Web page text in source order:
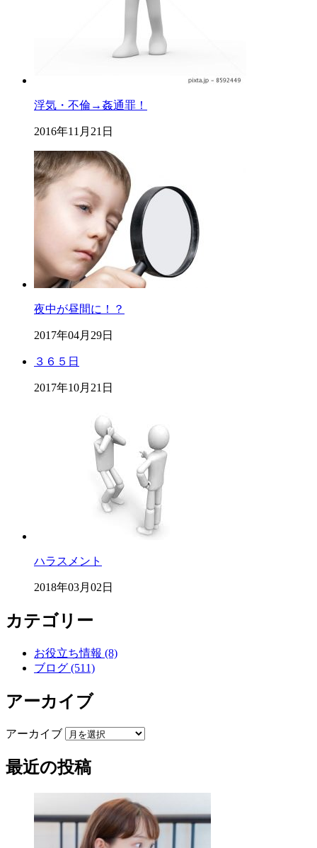
浮気・不倫→姦通罪！
2016年11月21日
夜中が昼間に！？
2017年04月29日
３６５日
2017年10月21日
ハラスメント
2018年03月02日
カテゴリー
お役立ち情報 (8)
ブログ (511)
アーカイブ
アーカイブ
最近の投稿